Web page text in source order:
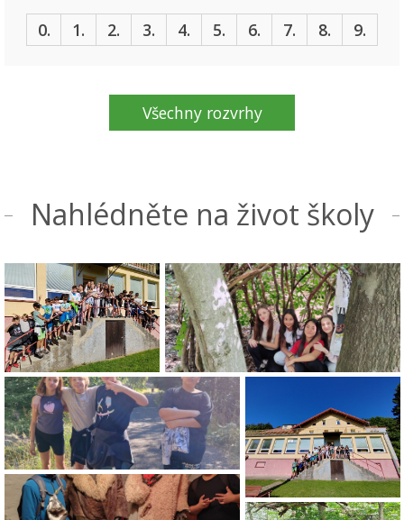
0. 1. 2. 3. 4. 5. 6. 7. 8. 9.
Všechny rozvrhy
Nahlédněte na život školy